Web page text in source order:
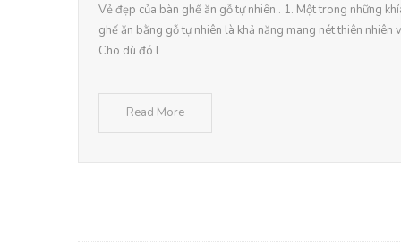
Vẻ đẹp của bàn ghế ăn gỗ tự nhiên.. 1. Một trong những
ghế ăn bằng gỗ tự nhiên là khả năng mang nét thiên nhiên
Cho dù đó l
Read More